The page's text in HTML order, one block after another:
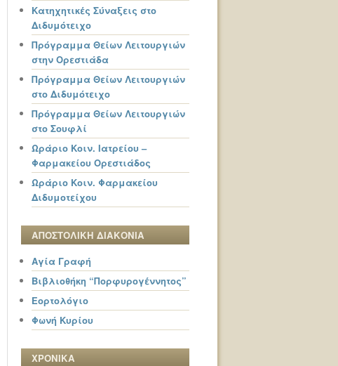
Κατηχητικές Σύναξεις στο
Διδυμότειχο
Πρόγραμμα Θείων Λειτουργιών
στην Ορεστιάδα
Πρόγραμμα Θείων Λειτουργιών
στο Διδυμότειχο
Πρόγραμμα Θείων Λειτουργιών
στο Σουφλί
Ωράριο Κοιν. Ιατρείου –
Φαρμακείου Ορεστιάδος
Ωράριο Κοιν. Φαρμακείου
Διδυμοτείχου
ΑΠΟΣΤΟΛΙΚΗ ΔΙΑΚΟΝΙΑ
Αγία Γραφή
Βιβλιοθήκη “Πορφυρογέννητος”
Εορτολόγιο
Φωνή Κυρίου
ΧΡΟΝΙΚΑ